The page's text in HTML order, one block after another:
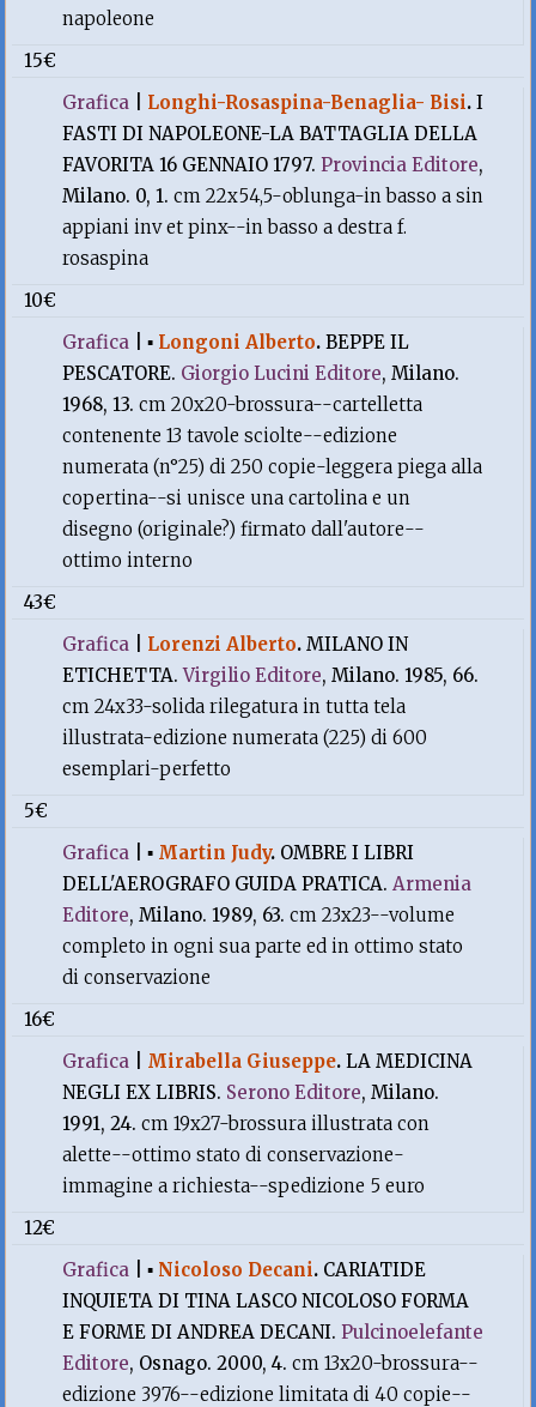
napoleone
15€
Grafica
Longhi-Rosaspina-Benaglia- Bisi.I
FASTI DI NAPOLEONE-LA BATTAGLIA DELLA
FAVORITA 16 GENNAIO 1797.Provincia Editore,
Milano. 0, 1.cm 22x54,5-oblunga-in basso a sin
appiani inv et pinx--in basso a destra f.
rosaspina
10€
Grafica |▪ Longoni Alberto.BEPPE IL
PESCATORE. Giorgio Lucini Editore, Milano.
1968, 13.cm 20x20-brossura--cartelletta
contenente 13 tavole sciolte--edizione
numerata (n°25) di 250 copie-leggera piega alla
copertina--si unisce una cartolina e un
disegno (originale?) firmato dall'autore--
ottimo interno
43€
Grafica
Lorenzi Alberto.MILANO IN
ETICHETTA.Virgilio Editore, Milano. 1985, 66.
cm 24x33-solida rilegatura in tutta tela
illustrata-edizione numerata (225) di 600
esemplari-perfetto
5€
Grafica |▪ Martin Judy. OMBRE I LIBRI
DELL'AEROGRAFO GUIDA PRATICA.Armenia
Editore, Milano. 1989, 63.cm 23x23--volume
completo in ogni sua parte ed in ottimo stato
di conservazione
16€
Grafica
Mirabella Giuseppe.LA MEDICINA
NEGLI EX LIBRIS. Serono Editore, Milano.
1991, 24.cm 19x27-brossura illustrata con
alette--ottimo stato di conservazione-
immagine a richiesta--spedizione 5 euro
12€
Grafica |▪ Nicoloso Decani. CARIATIDE
INQUIETA DI TINA LASCO NICOLOSO FORMA
E FORME DI ANDREA DECANI.Pulcinoelefante
Editore, Osnago. 2000, 4.cm 13x20-brossura--
edizione 3976--edizione limitata di 40 copie--